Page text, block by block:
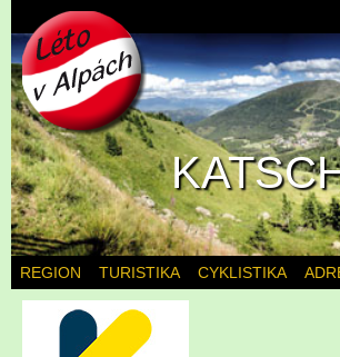
REGION TURISTIKA CYKLISTIKA